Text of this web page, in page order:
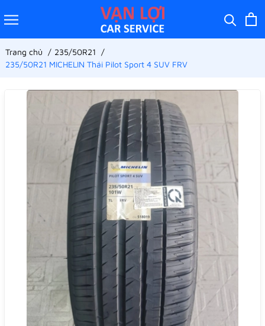
Trang chủ
235/50R21
235/50R21 MICHELIN Thái Pilot Sport 4 SUV FRV